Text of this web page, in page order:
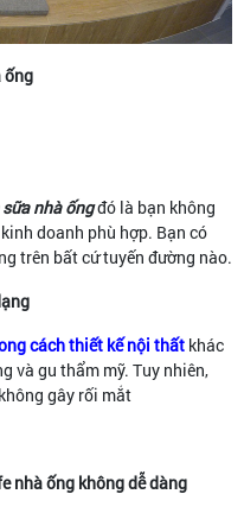
ống
nhà ốngđó là bạn không
doanh phù hợp. Bạn có
trên bất cứ tuyến đường nào.
cách thiết kế nội thất khác
và gu thẩm mỹ. Tuy nhiên,
gây rối mắt
nhà ống không dễ dàng